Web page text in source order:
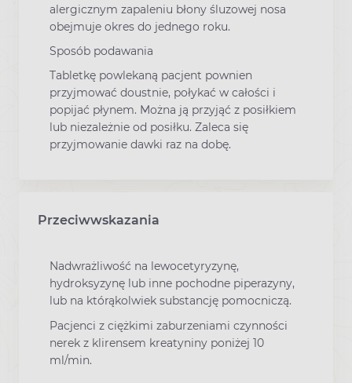
alergicznym zapaleniu błony śluzowej nosa
obejmuje okres do jednego roku.
Sposób podawania
Tabletkę powlekaną pacjent pownien
przyjmować doustnie, połykać w całości i
popijać płynem. Można ją przyjąć z posiłkiem
lub niezależnie od posiłku. Zaleca się
przyjmowanie dawki raz na dobę.
Przeciwwskazania
Nadwrażliwość na lewocetyryzynę,
hydroksyzynę lub inne pochodne piperazyny,
lub na którąkolwiek substancję pomocniczą.
Pacjenci z ciężkimi zaburzeniami czynności
nerek z klirensem kreatyniny poniżej 10
ml/min.